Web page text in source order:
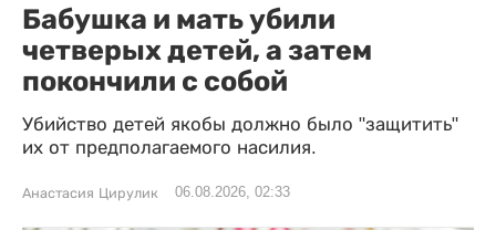
Бабушка и мать убили
четверых детей, а затем
покончили с собой
Убийство детей якобы должно было "защитить"
их от предполагаемого насилия.
Анастасия Цирулик 06.08.2026, 02:33